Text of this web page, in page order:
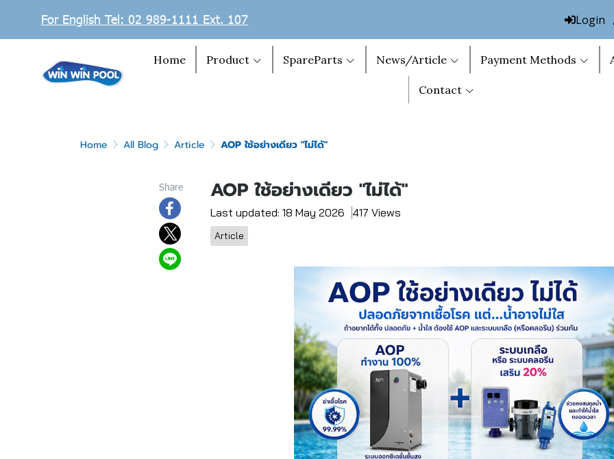
For English Tel: 02 989-1111 Ext. 107 Login
Home Product SpareParts News/Article Payment Methods
Contact
Home All Blog Article AOP ใช้อย่างเดียว "ไม่ได้"
Share AOP ใช้อย่างเดียว "ไม่ได้"
Last updated: 18 May 2026 417 Views
Article